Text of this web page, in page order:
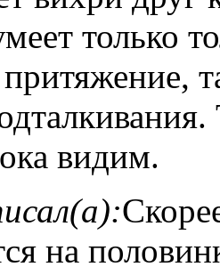
только
притяжение,
видим.
на